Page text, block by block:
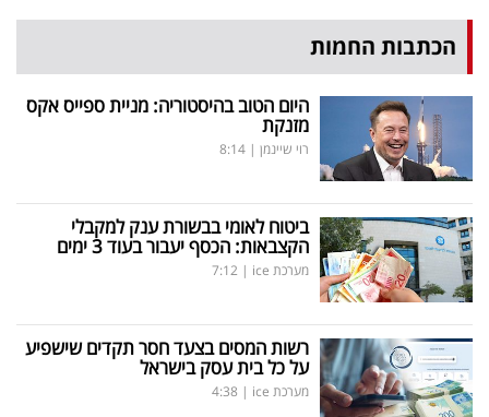
הכתבות החמות
היום הטוב בהיסטוריה: מניית ספייס אקס
מזנקת
רוי שיינמן |
8:14
ביטוח לאומי בבשורת ענק למקבלי
הקצבאות: הכסף יעבור בעוד 3 ימים
מערכת ice |
7:12
רשות המסים בצעד חסר תקדים שישפיע
על כל בית עסק בישראל
מערכת ice |
4:38